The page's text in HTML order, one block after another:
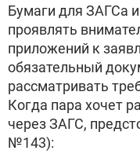
Бумаги для ЗАГСа
проявлять
приложений к
обязательный
рассматривать
Когда пара хочет
через ЗАГС,
№143):